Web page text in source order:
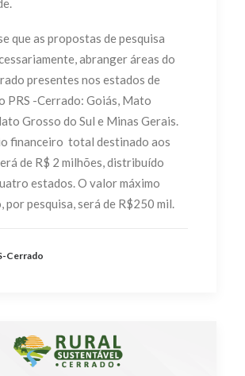
que as propostas de pesquisa
abranger áreas do
presentes nos estados de
PRS -Cerrado: Goiás, Mato
Grosso do Sul e Minas Gerais.
financeiro total destinado aos
de R$ 2 milhões, distribuído
estados. O valor máximo
por pesquisa, será de R$250 mil.
Cerrado